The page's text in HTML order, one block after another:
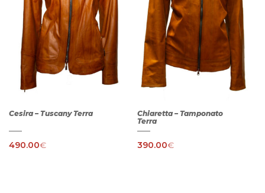
Cesira – Tuscany Terra
490.00€
Chiaretta – Tamponato
Terra
390.00€